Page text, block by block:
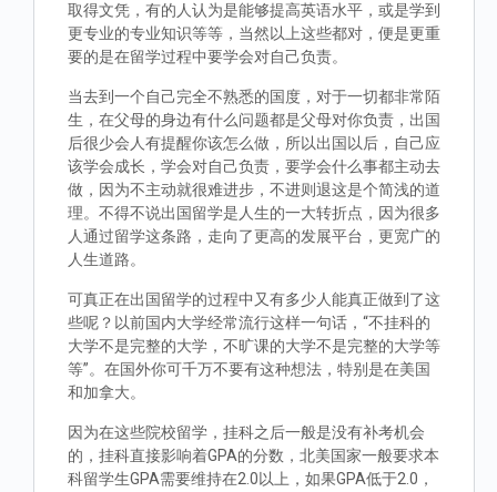
取得文凭，有的人认为是能够提高英语水平，或是学到
更专业的专业知识等等，当然以上这些都对，便是更重
要的是在留学过程中要学会对自己负责。
当去到一个自己完全不熟悉的国度，对于一切都非常陌
生，在父母的身边有什么问题都是父母对你负责，出国
后很少会人有提醒你该怎么做，所以出国以后，自己应
该学会成长，学会对自己负责，要学会什么事都主动去
做，因为不主动就很难进步，不进则退这是个简浅的道
理。不得不说出国留学是人生的一大转折点，因为很多
人通过留学这条路，走向了更高的发展平台，更宽广的
人生道路。
可真正在出国留学的过程中又有多少人能真正做到了这
些呢？以前国内大学经常流行这样一句话，“不挂科的
大学不是完整的大学，不旷课的大学不是完整的大学等
等”。在国外你可千万不要有这种想法，特别是在美国
和加拿大。
因为在这些院校留学，挂科之后一般是没有补考机会
的，挂科直接影响着GPA的分数，北美国家一般要求本
科留学生GPA需要维持在2.0以上，如果GPA低于2.0，